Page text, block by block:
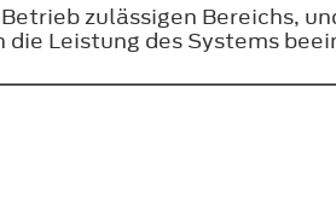
zulässigen Bereichs,
Leistung des Systems